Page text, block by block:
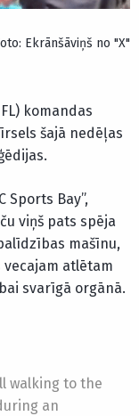
Ekrānšāviņš no "X"
komandas
šajā nedēļas
Sports Bay”,
viņš pats spēja
mašīnu,
vecajam atlētam
svarīgā orgānā.
walking to the
an